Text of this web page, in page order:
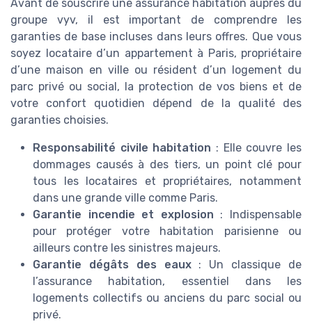
Avant de souscrire une assurance habitation auprès du
groupe vyv, il est important de comprendre les
garanties de base incluses dans leurs offres. Que vous
soyez locataire d’un appartement à Paris, propriétaire
d’une maison en ville ou résident d’un logement du
parc privé ou social, la protection de vos biens et de
votre confort quotidien dépend de la qualité des
garanties choisies.
Responsabilité civile habitation : Elle couvre les
dommages causés à des tiers, un point clé pour
tous les locataires et propriétaires, notamment
dans une grande ville comme Paris.
Garantie incendie et explosion : Indispensable
pour protéger votre habitation parisienne ou
ailleurs contre les sinistres majeurs.
Garantie dégâts des eaux: Un classique de
l’assurance habitation, essentiel dans les
logements collectifs ou anciens du parc social ou
privé.